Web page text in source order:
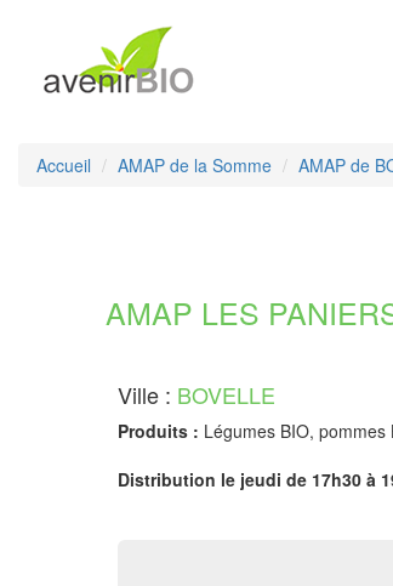
Accueil AMAP de la Somme AMAP de
AMAP LES
Ville : BOVELLE
Produits : Légumes BIO,
Distribution le jeudi de 17h30 à